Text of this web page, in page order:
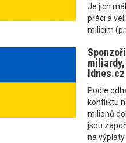
Je jich
práci a
milicím
Idnes.cz
Podle
konfliktu
milionů
jsou
na